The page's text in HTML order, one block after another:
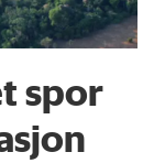
spor